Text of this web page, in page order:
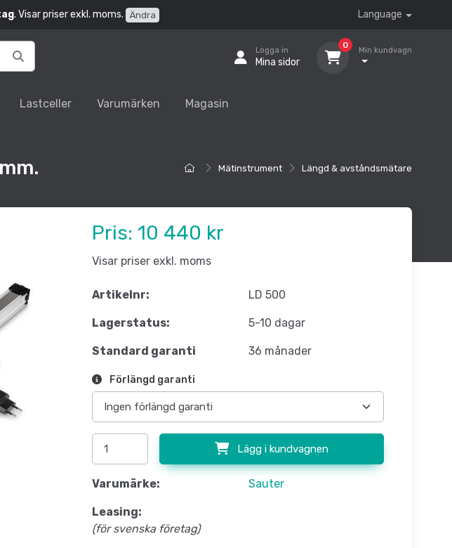
. Visar priser exkl. moms. Ändra Language
Logga in
Mina sidor
0
Min kundvagn
Lastceller Varumärken Magasin
Mätinstrument Längd & avståndsmätare
Pris: 10 440 kr
Visar priser exkl. moms
Artikelnr: LD 500
Lagerstatus: 5-10 dagar
Standard garanti 36 månader
Förlängd garanti
Lägg i kundvagnen
Varumärke: Sauter
Leasing:
(för svenska företag)